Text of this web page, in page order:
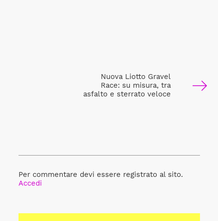
Nuova Liotto Gravel
Race: su misura, tra
asfalto e sterrato veloce
Per commentare devi essere registrato al sito.
Accedi